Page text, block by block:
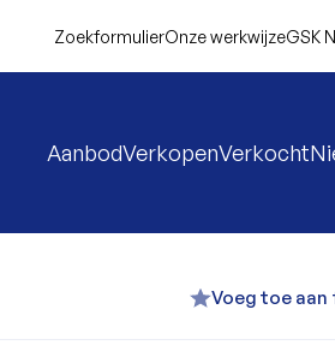
ZoekformulierOnze werkwijzeGSK
AanbodVerkopenVerkocht
Voeg toe